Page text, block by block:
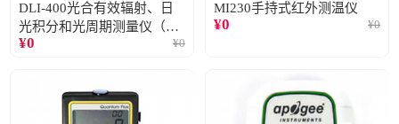
DLI-400光合有效辐射、日
光积分和光周期测量仪（仅
阳光）
¥0 ¥0
MI230手持式红外测温仪
¥0 ¥0